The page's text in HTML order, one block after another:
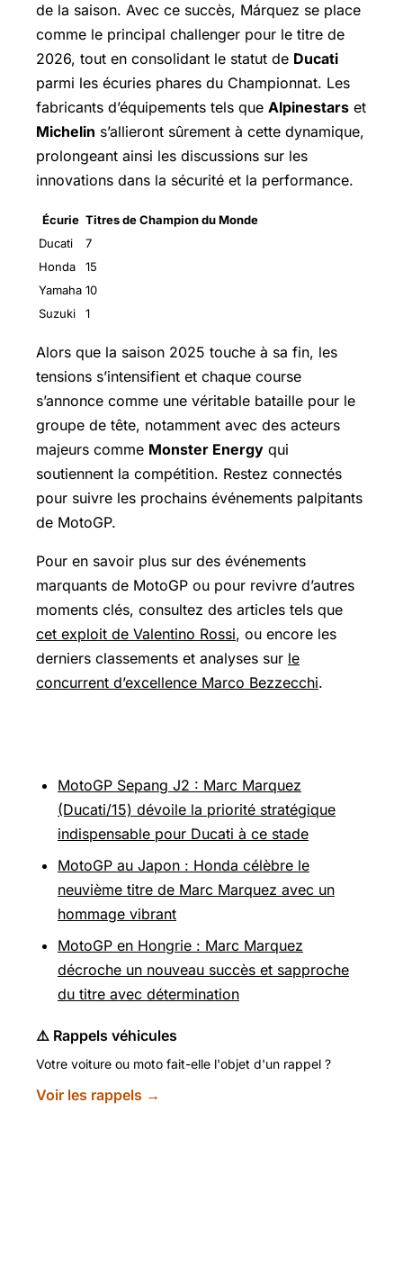
de la saison. Avec ce succès, Márquez se place
comme le principal challenger pour le titre de
2026, tout en consolidant le statut de Ducati
parmi les écuries phares du Championnat. Les
fabricants d’équipements tels que Alpinestars et
Michelin s’allieront sûrement à cette dynamique,
prolongeant ainsi les discussions sur les
innovations dans la sécurité et la performance.
Écurie Titres de Champion du Monde
Ducati
7
Honda
15
Yamaha 10
Suzuki
1
Alors que la saison 2025 touche à sa fin, les
tensions s’intensifient et chaque course
s’annonce comme une véritable bataille pour le
groupe de tête, notamment avec des acteurs
majeurs comme Monster Energy qui
soutiennent la compétition. Restez connectés
pour suivre les prochains événements palpitants
de MotoGP.
Pour en savoir plus sur des événements
marquants de MotoGP ou pour revivre d’autres
moments clés, consultez des articles tels que
cet exploit de Valentino Rossi, ou encore les
derniers classements et analyses sur le
concurrent d’excellence Marco Bezzecchi.
MotoGP Sepang J2 : Marc Marquez
(Ducati/15) dévoile la priorité stratégique
indispensable pour Ducati à ce stade
MotoGP au Japon : Honda célèbre le
neuvième titre de Marc Marquez avec un
hommage vibrant
MotoGP en Hongrie : Marc Marquez
décroche un nouveau succès et sapproche
du titre avec détermination
⚠️ Rappels véhicules
Votre voiture ou moto fait-elle l'objet d'un rappel ?
Voir les rappels →